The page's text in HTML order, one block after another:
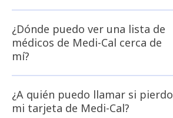
¿Dónde puedo ver una lista de
médicos de Medi-Cal cerca de
mí?
¿A quién puedo llamar si pierdo
mi tarjeta de Medi-Cal?